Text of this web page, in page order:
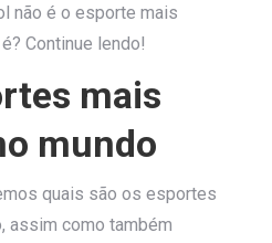
não é o esporte mais
Continue lendo!
mais
mundo
quais são os esportes
assim como também